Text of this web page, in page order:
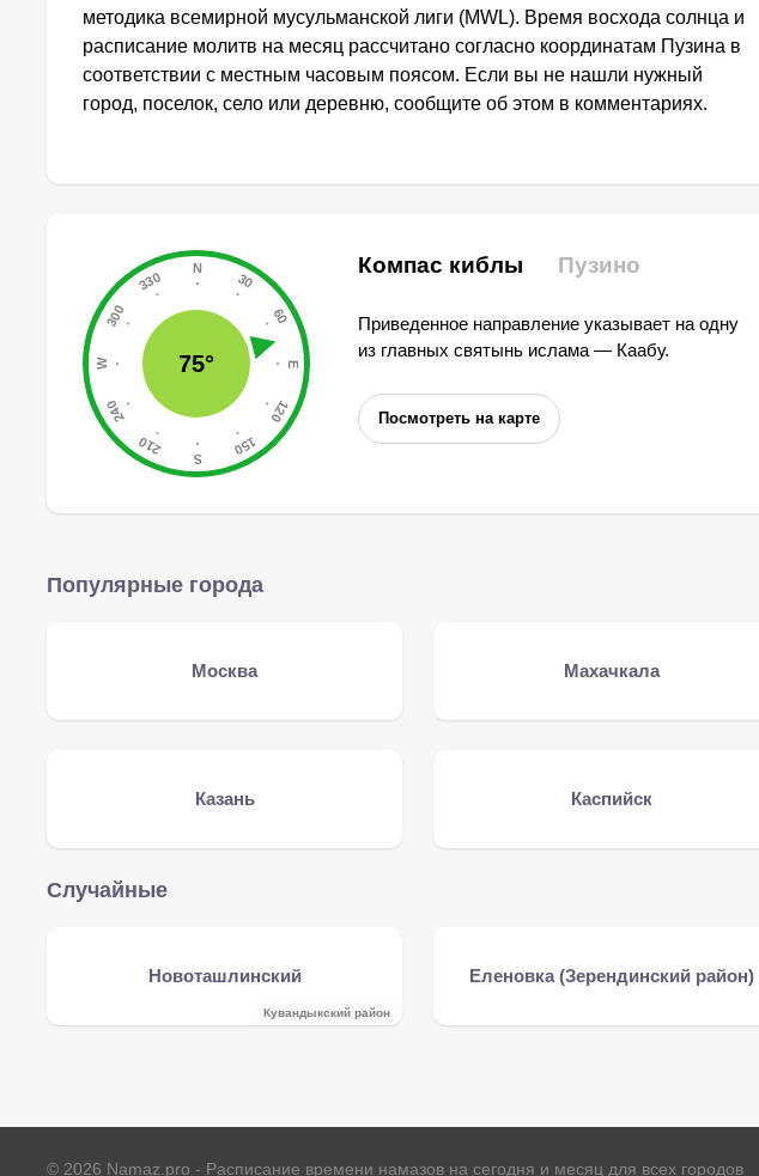
методика всемирной мусульманской лиги (MWL). Время восхода солнца и
расписание молитв на месяц рассчитано согласно координатам Пузина в
соответствии с местным часовым поясом. Если вы не нашли нужный
город, поселок, село или деревню, сообщите об этом в комментариях.
75°
Компас киблы Пузино
Приведенное направление указывает на одну
из главных святынь ислама — Каабу.
Посмотреть на карте
Популярные города
Москва Махачкала
Казань Каспийск
Случайные
Новоташлинский
Кувандыкский район
Еленовка (Зерендинский район)
© 2026 Namaz.pro - Расписание времени намазов на сегодня и месяц для всех городов